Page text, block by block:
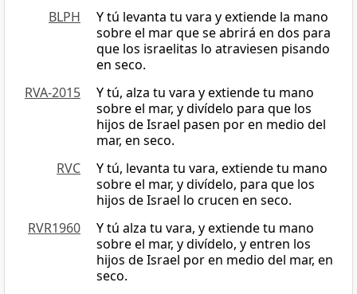
BLPH
Y tú levanta tu vara y extiende la mano
sobre el mar que se abrirá en dos para
que los israelitas lo atraviesen pisando
en seco.
RVA-2015
Y tú, alza tu vara y extiende tu mano
sobre el mar, y divídelo para que los
hijos de Israel pasen por en medio del
mar, en seco.
RVC
Y tú, levanta tu vara, extiende tu mano
sobre el mar, y divídelo, para que los
hijos de Israel lo crucen en seco.
RVR1960
Y tú alza tu vara, y extiende tu mano
sobre el mar, y divídelo, y entren los
hijos de Israel por en medio del mar, en
seco.